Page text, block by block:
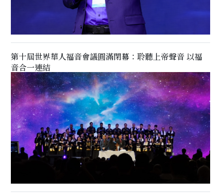
第十屆世界華人福音會議圓滿閉幕：聆聽上帝聲音 以福
音合一連結